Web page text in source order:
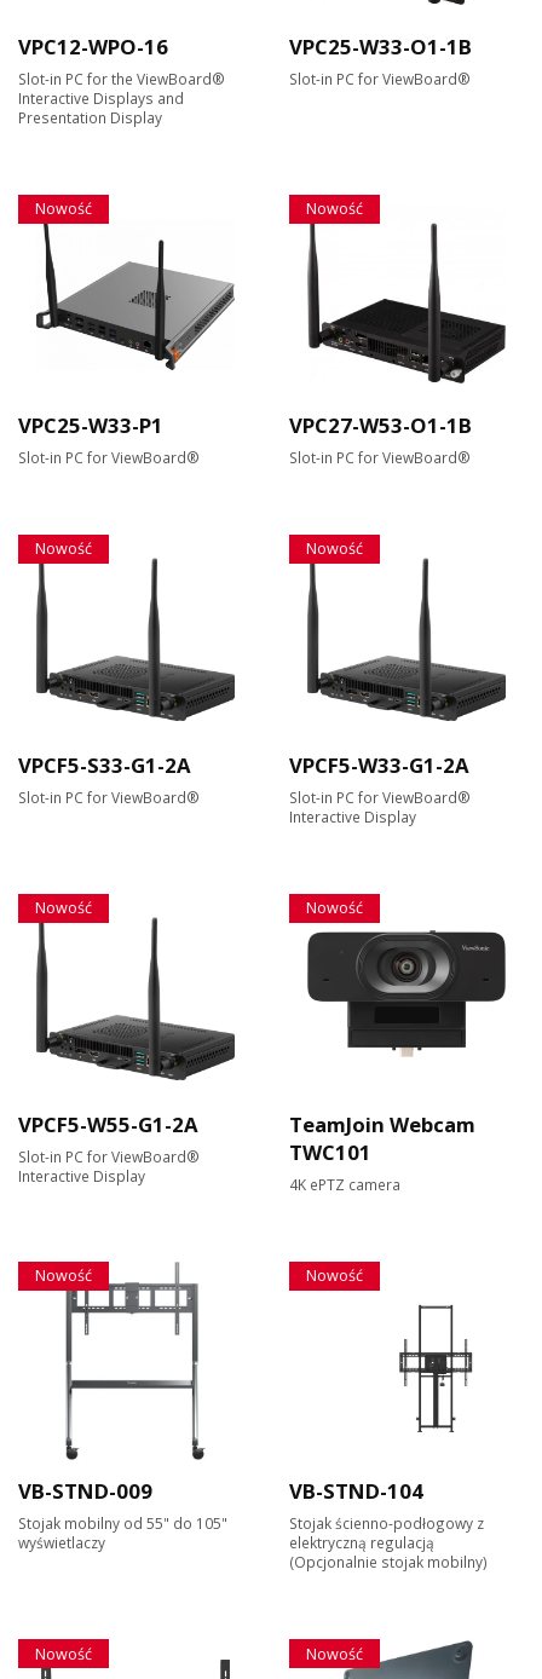
VPC12-WPO-16
Slot-in PC for the ViewBoard®
Interactive Displays and
Presentation Display
VPC25-W33-O1-1B
Slot-in PC for ViewBoard®
Nowość
VPC25-W33-P1
Slot-in PC for ViewBoard®
Nowość
VPC27-W53-O1-1B
Slot-in PC for ViewBoard®
Nowość
VPCF5-S33-G1-2A
Slot-in PC for ViewBoard®
Nowość
VPCF5-W33-G1-2A
Slot-in PC for ViewBoard®
Interactive Display
Nowość
VPCF5-W55-G1-2A
Slot-in PC for ViewBoard®
Interactive Display
Nowość
TeamJoin Webcam
TWC101
4K ePTZ camera
Nowość
VB-STND-009
Stojak mobilny od 55" do 105"
wyświetlaczy
Nowość
VB-STND-104
Stojak ścienno-podłogowy z
elektryczną regulacją
(Opcjonalnie stojak mobilny)
Nowość Nowość